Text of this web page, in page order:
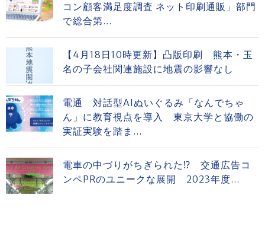
コン顧客満足度調査 ネット印刷通販」部門
で総合第...
【4月18日10時更新】凸版印刷 熊本・玉
名の子会社関連施設に地震の影響なし
電通 対話型AIぬいぐるみ「なんでちゃ
ん」に教育視点を導入 東京大学と協働の
実証実験を踏ま...
電車の中づりがちぎられた⁉ 交通広告コ
ンペPRのユニークな展開 2023年度...